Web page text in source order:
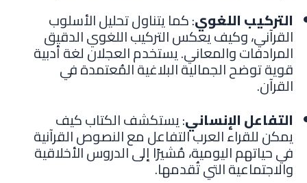
التركيب اللغوي: كما يتناول تحليل الأسلوب
القرآني، وكيف يعكس التركيب اللغوي الدقيق
المرادفات والمعاني. يستخدم العجلان لغة أدبية
قوية توضح الجمالية البلاغية المُعتمدة في
القرآن.
التفاعل الإنساني: يستكشف الكتاب كيف
يمكن للقراء العرب التفاعل مع النصوص القرآنية
في حياتهم اليومية، مُشيرًا إلى الدروس الأخلاقية
والاجتماعية التي تُقدمها.